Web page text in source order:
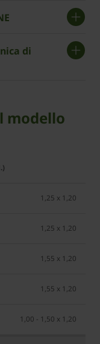
di
modello
MC
1,25 x 1,20
1,25 x 1,20
1,55 x 1,20
1,55 x 1,20
1,00 - 1,50 x 1,20